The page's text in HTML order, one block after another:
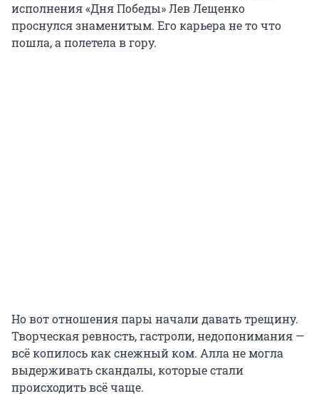
исполнения «Дня Победы» Лев Лещенко
проснулся знаменитым. Его карьера не то что
пошла, а полетела в гору.
Но вот отношения пары начали давать трещину.
Творческая ревность, гастроли, недопонимания —
всё копилось как снежный ком. Алла не могла
выдерживать скандалы, которые стали
происходить всё чаще.